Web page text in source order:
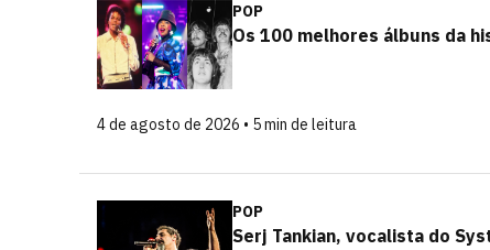
POP
Os 100 melhores álbuns da
4 de agosto de 2026 • 5 min de leitura
POP
Serj Tankian, vocalista do